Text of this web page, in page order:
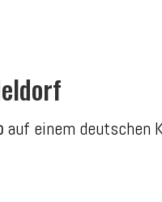
auf einem deutschen